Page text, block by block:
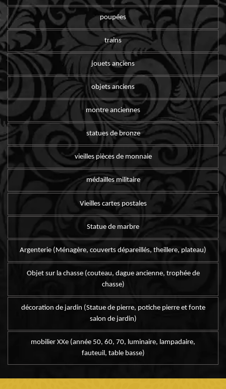
poupées
trains
jouets anciens
objets anciens
montre anciennes
statues de bronze
vieilles pièces de monnaie
médailles militaire
Vieilles cartes postales
Statue de marbre
Argenterie (Ménagère, couverts dépareillés, theillere, plateau)
Objet sur la chasse (couteau, dague ancienne, trophée de
chasse)
décoration de jardin (Statue de pierre, potiche pierre et fonte
salon de jardin)
mobilier XXe (année 50, 60, 70, luminaire, lampadaire,
fauteuil, table basse)